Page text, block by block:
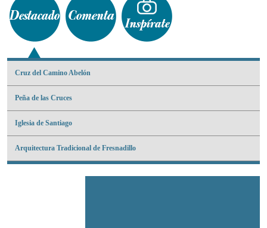
Cruz del Camino Abelón
Peña de las Cruces
Iglesia de Santiago
Arquitectura Tradicional de Fresnadillo